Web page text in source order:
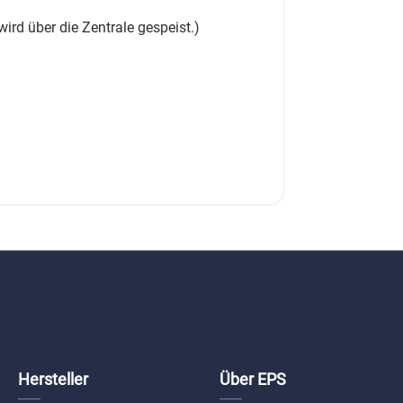
über die Zentrale gespeist.)
Hersteller Über EPS